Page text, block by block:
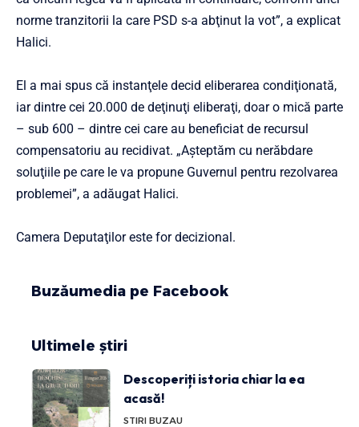
norme tranzitorii la care PSD s-a abţinut la vot”, a explicat
Halici.
El a mai spus că instanţele decid eliberarea condiţionată,
iar dintre cei 20.000 de deţinuţi eliberaţi, doar o mică parte
– sub 600 – dintre cei care au beneficiat de recursul
compensatoriu au recidivat. „Aşteptăm cu nerăbdare
soluţiile pe care le va propune Guvernul pentru rezolvarea
problemei”, a adăugat Halici.
Camera Deputaţilor este for decizional.
Buzăumedia pe Facebook
Ultimele știri
Descoperiți istoria chiar la ea
acasă!
STIRI BUZAU